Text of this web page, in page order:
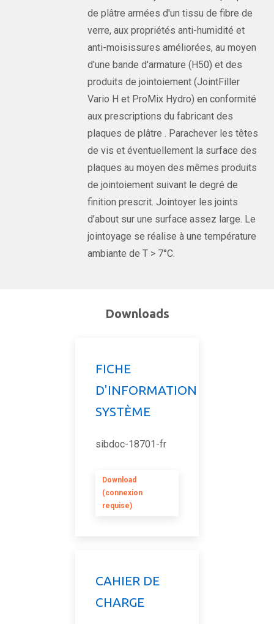
de plâtre armées d'un tissu de fibre de
verre, aux propriétés anti-humidité et
anti-moisissures améliorées, au moyen
d'une bande d'armature (H50) et des
produits de jointoiement (JointFiller
Vario H et ProMix Hydro) en conformité
aux prescriptions du fabricant des
plaques de plâtre . Parachever les têtes
de vis et éventuellement la surface des
plaques au moyen des mêmes produits
de jointoiement suivant le degré de
finition prescrit. Jointoyer les joints
d’about sur une surface assez large. Le
jointoyage se réalise à une température
ambiante de T > 7°C.
Downloads
FICHE
D'INFORMATION
SYSTÈME
sibdoc-18701-fr
Download
(connexion
requise)
CAHIER DE
CHARGE